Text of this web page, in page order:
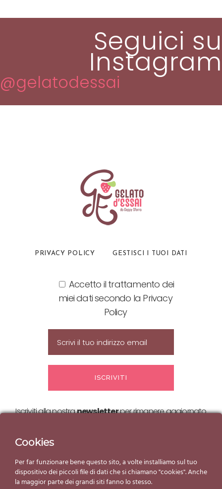
Seguici su
Instagram
@gelatodessai
PRIVACY POLICY GESTISCI I TUOI DATI
Accetto il trattamento dei
miei dati secondo la Privacy
Policy
Iscriviti alla nostranewsletterper rimanere aggiornato
Cookies
Per far funzionare bene questo sito, a volte installiamo sul tuo
dispositivo dei piccoli file di dati che si chiamano "cookies". Anche
la maggior parte dei grandi siti fanno lo stesso.